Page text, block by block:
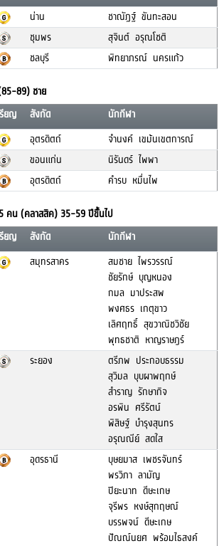
น่าน
ชาณัฏฐ์ ขันทะสอน
ชุมพร
สุจินต์ อรุณโชติ
ชลบุรี พิทยาภรณ์ นครแก้ว
89) ชาย
ยญ สังกัด
นักกีฬา
อุตรดิตถ์
จำนงค์ เขม้นเขตการณ์
ขอนแก่น
นิรันดร์ ไพพา
อุตรดิตถ์ คำรบ หมื่นไพ
คน (คลาสสิค) 35-59 ปีขึั้นไป
ยญ สังกัด
นักกีฬา
สมุทรสาคร
สมชาย ไพรวรรณ์
ชัยรักษ์ บุญหนอง
กมล มาประสพ
พงศธร เกตุขาว
เลิศฤทธิ์ สุขวาณิชวิชัย
พุทธชาติ หาญราษฎร์
ระยอง
ตรีภพ ประกอบธรรม
สุวิมล บุบผาพฤกษ์
สำราญ รักษากิจ
อรพิน ศรีรัตน์
พิสิษฐ์ บำรุงสุนทร
อรุณณีย์ สดใส
อุดรธานี
บุษยมาส เพชรจันทร์
พรวิภา ลามัญ
ปิยะนาท ดีษะเกษ
จุรีพร หงษ์สุกฤษณ์
บรรพจน์ ดีษะเกษ
ปัณณ์นยศ พร้อมไธสงค์